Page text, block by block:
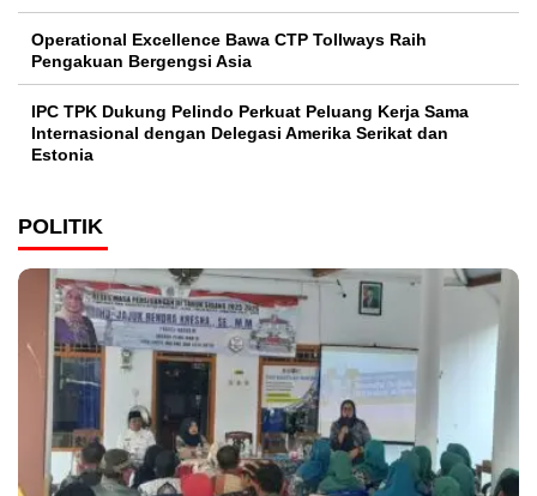
Operational Excellence Bawa CTP Tollways Raih
Pengakuan Bergengsi Asia
IPC TPK Dukung Pelindo Perkuat Peluang Kerja Sama
Internasional dengan Delegasi Amerika Serikat dan
Estonia
POLITIK